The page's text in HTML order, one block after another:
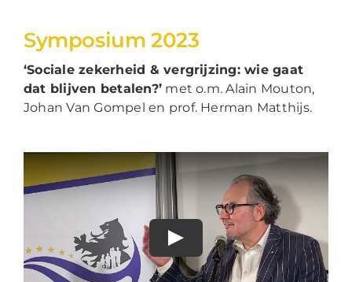
Symposium 2023
‘Sociale zekerheid & vergrijzing: wie gaat
dat blijven betalen?’ met o.m. Alain Mouton,
Johan Van Gompel en prof. Herman Matthijs.